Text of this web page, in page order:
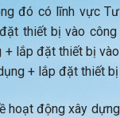
đó có lĩnh vực
thiết bị vào công
+ lắp đặt thiết bị
+ lắp đặt thiết
hoạt động xây